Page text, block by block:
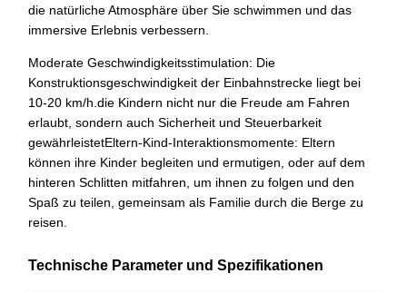
die natürliche Atmosphäre über Sie schwimmen und das
immersive Erlebnis verbessern.
Moderate Geschwindigkeitsstimulation: Die
Konstruktionsgeschwindigkeit der Einbahnstrecke liegt bei
10-20 km/h.die Kindern nicht nur die Freude am Fahren
erlaubt, sondern auch Sicherheit und Steuerbarkeit
gewährleistetEltern-Kind-Interaktionsmomente: Eltern
können ihre Kinder begleiten und ermutigen, oder auf dem
hinteren Schlitten mitfahren, um ihnen zu folgen und den
Spaß zu teilen, gemeinsam als Familie durch die Berge zu
reisen.
Technische Parameter und Spezifikationen